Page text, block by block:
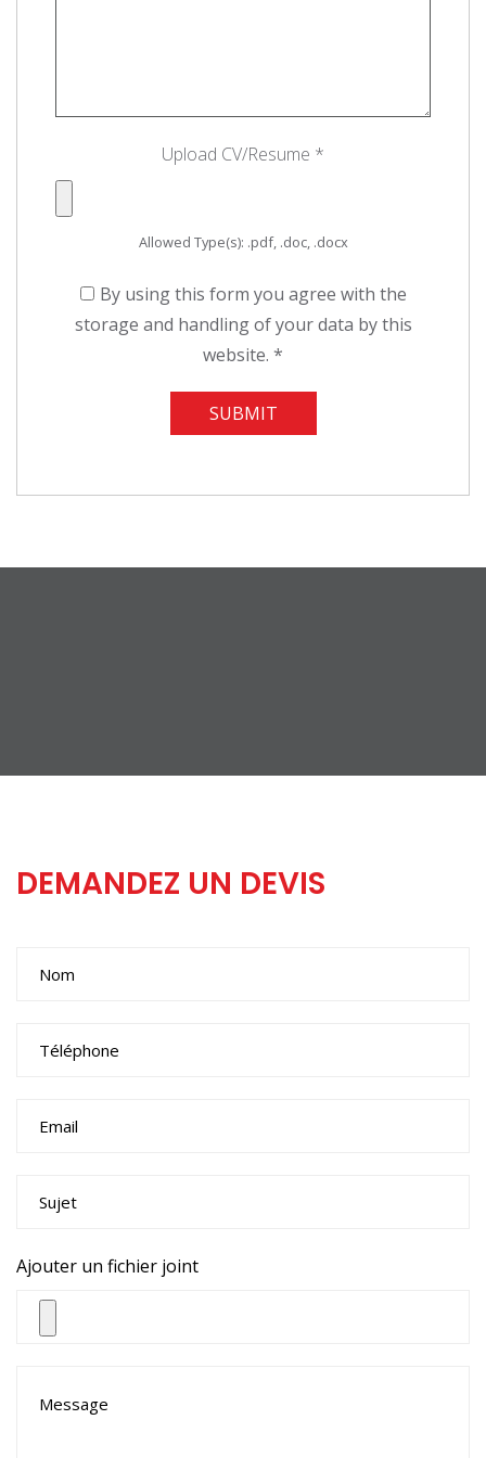
Upload CV/Resume *
Allowed Type(s): .pdf, .doc, .docx
By using this form you agree with the
storage and handling of your data by this
website. *
DEMANDEZ UN DEVIS
Ajouter un fichier joint